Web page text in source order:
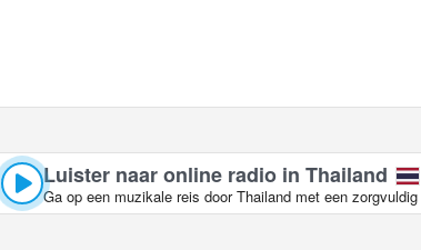
Luister naar online radio in Thailand
Ga op een muzikale reis door Thailand met een